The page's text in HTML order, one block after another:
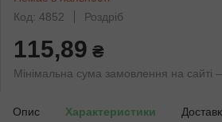
Код: 4852
Роздріб
115,89 ₴
Мінімальна сума замовлення на сайті
Опис Характеристики